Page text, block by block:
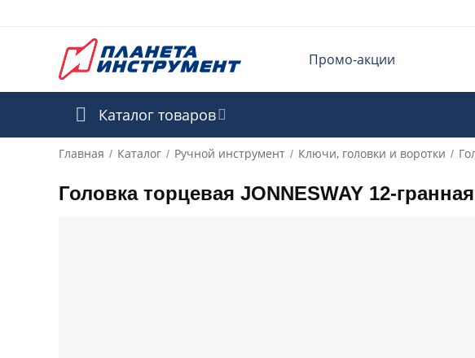
Промо-акции
Каталог товаров
Главная / Каталог / Ручной инструмент / Ключи, головки и воротки /
Головка торцевая JONNESWAY 12-